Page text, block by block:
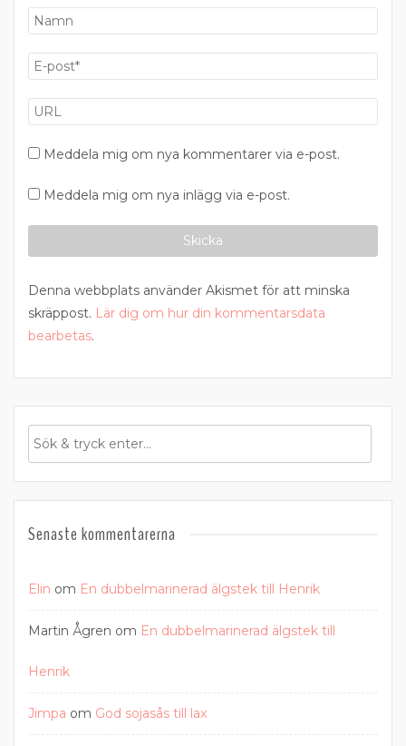
Meddela mig om nya kommentarer via e-post.
Meddela mig om nya inlägg via e-post.
Denna webbplats använder Akismet för att minska
skräppost. Lär dig om hur din kommentarsdata
bearbetas.
Senaste kommentarerna
Elin om En dubbelmarinerad älgstek till Henrik
Martin Ågren om En dubbelmarinerad älgstek till
Henrik
Jimpa om God sojasås till lax